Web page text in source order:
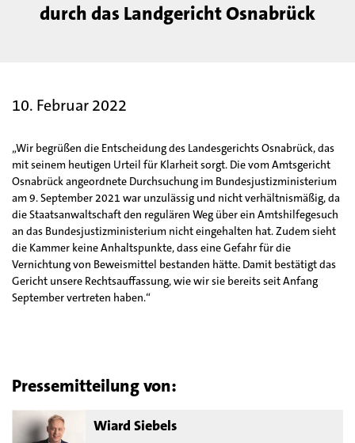
durch das Landgericht Osnabrück
10. Februar 2022
„Wir begrüßen die Entscheidung des Landesgerichts Osnabrück, das
mit seinem heutigen Urteil für Klarheit sorgt. Die vom Amtsgericht
Osnabrück angeordnete Durchsuchung im Bundesjustizministerium
am 9. September 2021 war unzulässig und nicht verhältnismäßig, da
die Staatsanwaltschaft den regulären Weg über ein Amtshilfegesuch
an das Bundesjustizministerium nicht eingehalten hat. Zudem sieht
die Kammer keine Anhaltspunkte, dass eine Gefahr für die
Vernichtung von Beweismittel bestanden hätte. Damit bestätigt das
Gericht unsere Rechtsauffassung, wie wir sie bereits seit Anfang
September vertreten haben.“
Pressemitteilung von:
Wiard Siebels